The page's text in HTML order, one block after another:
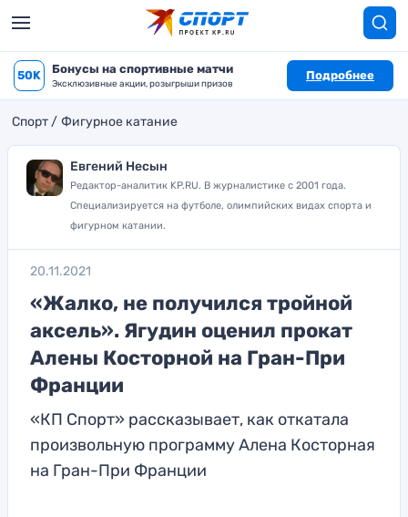
50K Бонусы на спортивные матчи
Эксклюзивные акции, розыгрыши призов
Подробнее
Спорт Фигурное катание
Евгений Несын
Редактор-аналитик KP.RU. В журналистике с 2001 года.
Специализируется на футболе, олимпийских видах спорта и
фигурном катании.
20.11.2021
«Жалко, не получился тройной
аксель». Ягудин оценил прокат
Алены Косторной на Гран-При
Франции
«КП Спорт» рассказывает, как откатала
произвольную программу Алена Косторная
на Гран-При Франции